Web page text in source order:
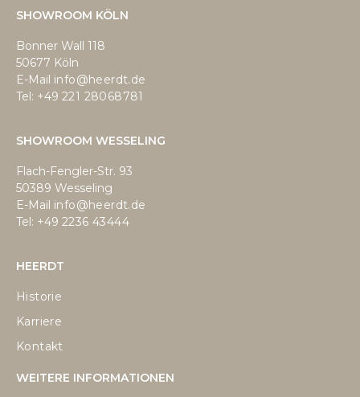
SHOWROOM KÖLN
Bonner Wall 118
50677 Köln
E-Mail info@heerdt.de
Tel: +49 221 28068781
SHOWROOM WESSELING
Flach-Fengler-Str. 93
50389 Wesseling
E-Mail info@heerdt.de
Tel: +49 2236 43444
HEERDT
Historie
Karriere
Kontakt
WEITERE INFORMATIONEN